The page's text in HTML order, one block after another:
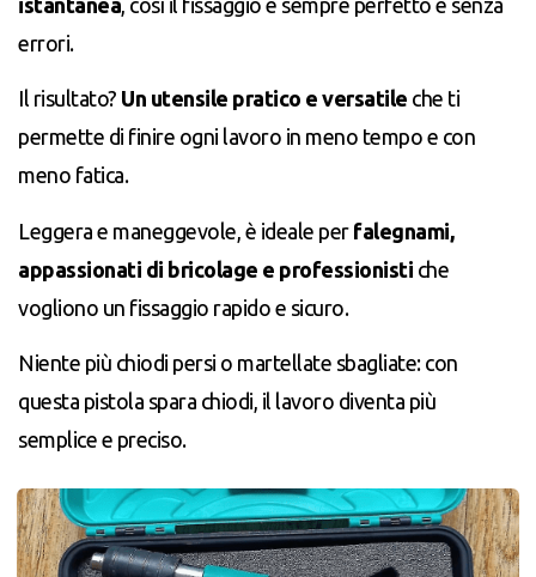
errori.
Il risultato? Un utensile pratico e versatile che ti
permette di finire ogni lavoro in meno tempo e con
meno fatica.
Leggera e maneggevole, è ideale per falegnami,
appassionati di bricolage e professionisti che
vogliono un fissaggio rapido e sicuro.
Niente più chiodi persi o martellate sbagliate: con
questa pistola spara chiodi, il lavoro diventa più
semplice e preciso.